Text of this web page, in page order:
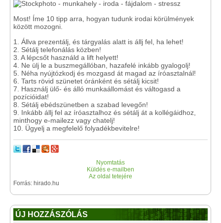
Most! Íme 10 tipp arra, hogyan tudunk irodai körülmények
között mozogni.
1. Állva prezentálj, és tárgyalás alatt is állj fel, ha lehet!
2. Sétálj telefonálás közben!
3. A lépcsőt használd a lift helyett!
4. Ne ülj le a buszmegállóban, hazafelé inkább gyalogolj!
5. Néha nyújtózkodj és mozgasd át magad az íróasztalnál!
6. Tarts rövid szünetet óránként és sétálj kicsit!
7. Használj ülő- és álló munkaállomást és váltogasd a
pozícióidat!
8. Sétálj ebédszünetben a szabad levegőn!
9. Inkább állj fel az íróasztalhoz és sétálj át a kollégáidhoz,
minthogy e-mailezz vagy chatelj!
10. Ügyelj a megfelelő folyadékbevitelre!
Nyomtatás
Küldés e-mailben
Az oldal tetejére
Forrás: hirado.hu
ÚJ HOZZÁSZÓLÁS